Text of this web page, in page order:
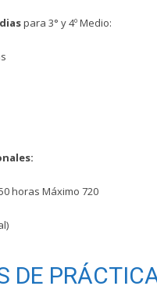
para 3° y 4º Medio:
horas Máximo 720
DE